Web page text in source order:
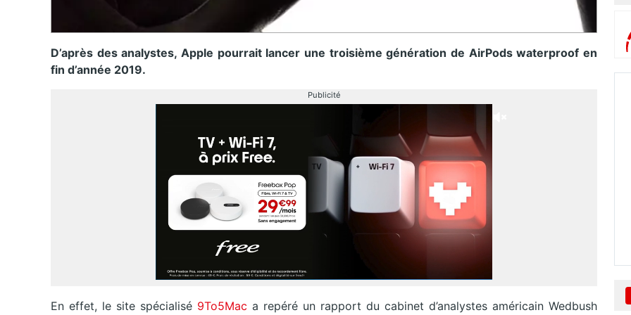
D’après des analystes, Apple pourrait lancer une troisième génération de AirPods waterproof en
fin d’année 2019.
Publicité
En effet, le site spécialisé 9To5Mac a repéré un rapport du cabinet d’analystes américain Wedbush